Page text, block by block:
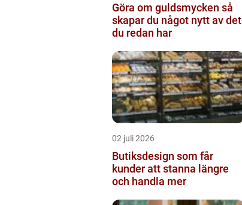
Göra om guldsmycken så
skapar du något nytt av det
du redan har
02 juli 2026
Butiksdesign som får
kunder att stanna längre
och handla mer